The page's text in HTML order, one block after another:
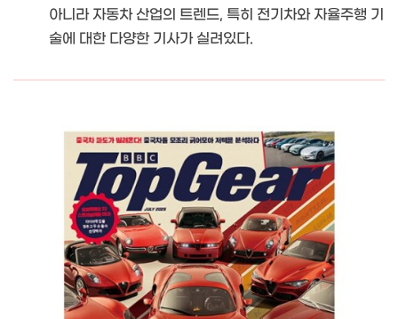
아니라 자동차 산업의 트렌드, 특히 전기차와 자율주행 기
술에 대한 다양한 기사가 실려있다.